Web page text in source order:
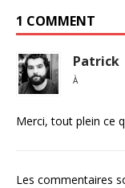
1 COMMENT
Patrick
À
Merci, tout plein ce
Les commentaires